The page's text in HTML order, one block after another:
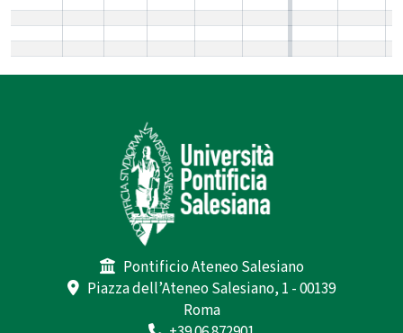
Pontificio Ateneo Salesiano
Piazza dell’Ateneo Salesiano, 1 - 00139
Roma